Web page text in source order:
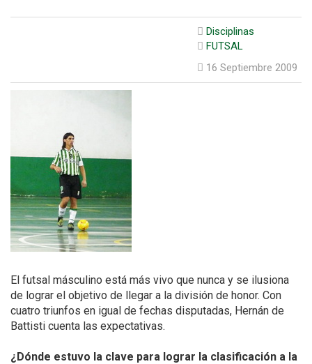
Disciplinas
FUTSAL
16 Septiembre 2009
El futsal másculino está más vivo que nunca y se ilusiona
de lograr el objetivo de llegar a la división de honor. Con
cuatro triunfos en igual de fechas disputadas, Hernán de
Battisti cuenta las expectativas.
¿Dónde estuvo la clave para lograr la clasificación a la